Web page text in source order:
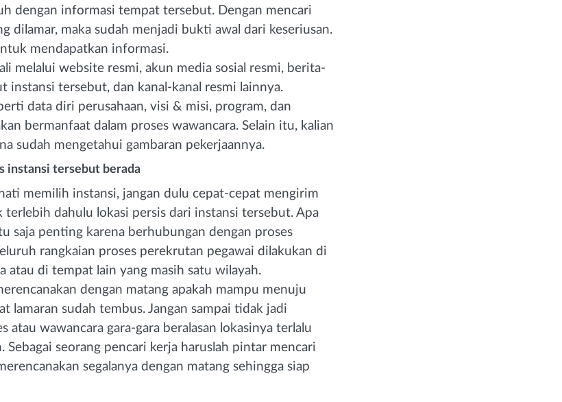
dengan informasi tempat tersebut. Dengan mencari
dilamar, maka sudah menjadi bukti awal dari keseriusan.
mendapatkan informasi.
melalui website resmi, akun media sosial resmi, berita-
instansi tersebut, dan kanal-kanal resmi lainnya.
data diri perusahaan, visi & misi, program, dan
bermanfaat dalam proses wawancara. Selain itu, kalian
sudah mengetahui gambaran pekerjaannya.
instansi tersebut berada
memilih instansi, jangan dulu cepat-cepat mengirim
terlebih dahulu lokasi persis dari instansi tersebut. Apa
saja penting karena berhubungan dengan proses
rangkaian proses perekrutan pegawai dilakukan di
atau di tempat lain yang masih satu wilayah.
dengan matang apakah mampu menuju
lamaran sudah tembus. Jangan sampai tidak jadi
atau wawancara gara-gara beralasan lokasinya terlalu
Sebagai seorang pencari kerja haruslah pintar mencari
segalanya dengan matang sehingga siap